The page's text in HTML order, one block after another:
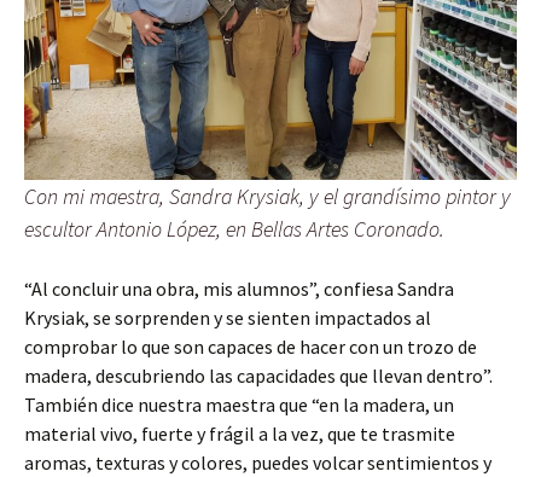
Con mi maestra, Sandra Krysiak, y el grandísimo pintor y
escultor Antonio López, en Bellas Artes Coronado.
“Al concluir una obra, mis alumnos”, confiesa Sandra
Krysiak, se sorprenden y se sienten impactados al
comprobar lo que son capaces de hacer con un trozo de
madera, descubriendo las capacidades que llevan dentro”.
También dice nuestra maestra que “en la madera, un
material vivo, fuerte y frágil a la vez, que te trasmite
aromas, texturas y colores, puedes volcar sentimientos y